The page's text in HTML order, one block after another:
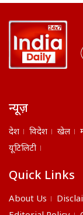
न्यूज़
देश विदेश खेल
यूटिलिटी
Quick Links
About Us